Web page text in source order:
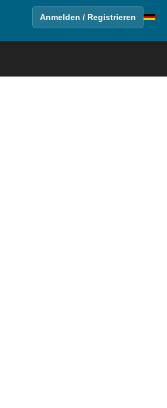
Anmelden / Registrieren